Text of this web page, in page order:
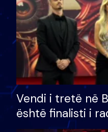
Vendi i tretë në
është finalisti i